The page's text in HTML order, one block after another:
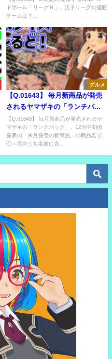
は？
ドボール「リーグＨ」。男子リーグの優勝
チームは？...
グルメ
【Q.01643】 毎月新商品が発売
されるヤマザキの「ランチパッ
ク」。12月中旬頃発表の「来月
発売の新商品」の商品名で、①
～⑦のうち名前に含まれる単語
【Q.01643】 毎月新商品が発売されるヤ
マザキの「ランチパック」。12月中旬頃
発表の「来月発売の新商品」の商品名で、
①～⑦のうち名前に含...